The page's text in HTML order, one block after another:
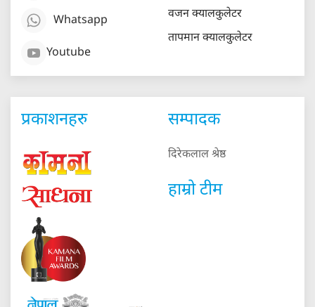
Whatsapp
Youtube
वजन क्यालकुलेटर
तापमान क्यालकुलेटर
प्रकाशनहरु सम्पादक
दिरेकलाल श्रेष्ठ
हाम्रो टीम